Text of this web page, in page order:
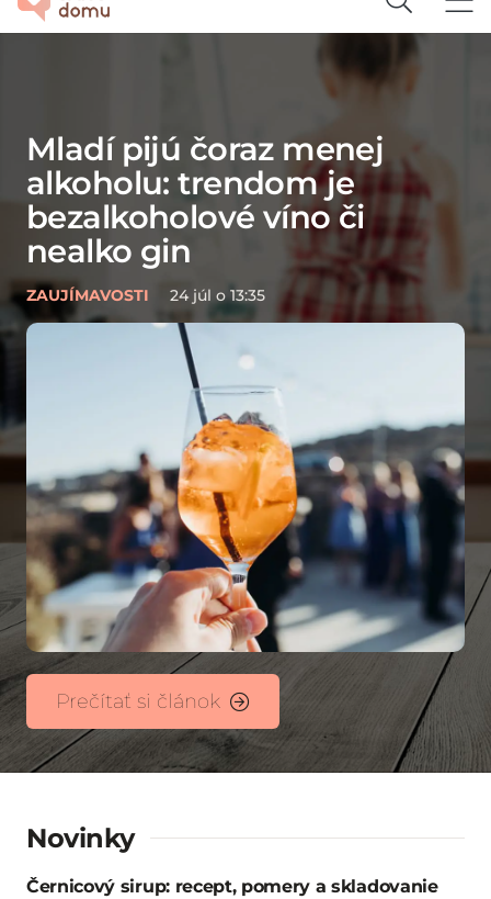
Mladí pijú čoraz menej
alkoholu: trendom je
bezalkoholové víno či
nealko gin
ZAUJÍMAVOSTI 24 júl o 13:35
Prečítať si článok
Novinky
Černicový sirup: recept, pomery a skladovanie